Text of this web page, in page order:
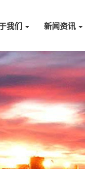
我们 新闻资讯